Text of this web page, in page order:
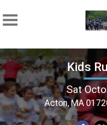
Kids
Sat
Acton, MA